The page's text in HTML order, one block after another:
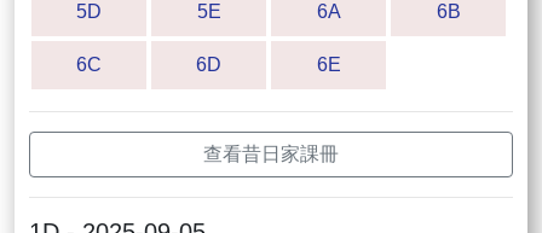
5D 5E 6A 6B
6C 6D 6E
查看昔日家課冊